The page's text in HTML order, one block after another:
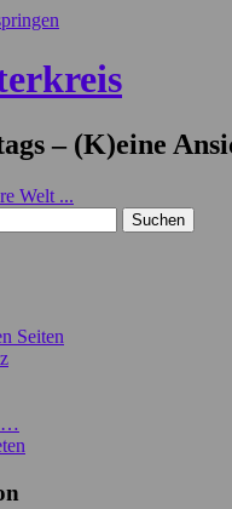
– (K)eine
Seiten
…